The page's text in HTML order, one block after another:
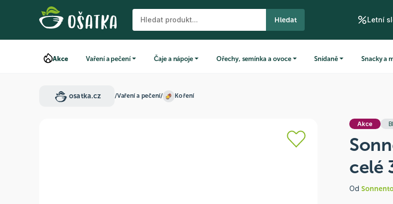
Hledat Letní
Akce Vaření a pečení Čaje a nápoje Ořechy, semínka a ovoce Snídaně Snacky a
osatka.cz /Vaření a pečení/ Koření
Akce
celé
Od